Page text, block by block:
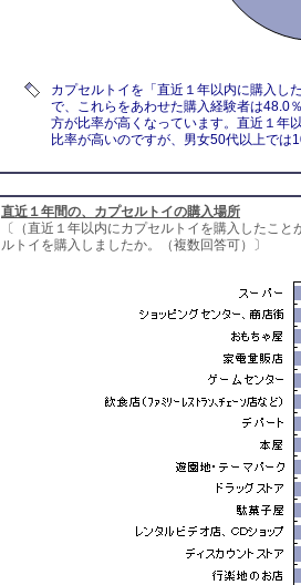
カプセルトイを「直近１年以内に購入し
で、これらをあわせた購入経験者は48.0
方が比率が高くなっています。直近１年
比率が高いのですが、男女50代以上では
直近１年間の、カプセルトイの購入場所
〔（直近１年以内にカプセルトイを購入したこ
ルトイを購入しましたか。（複数回答可）〕